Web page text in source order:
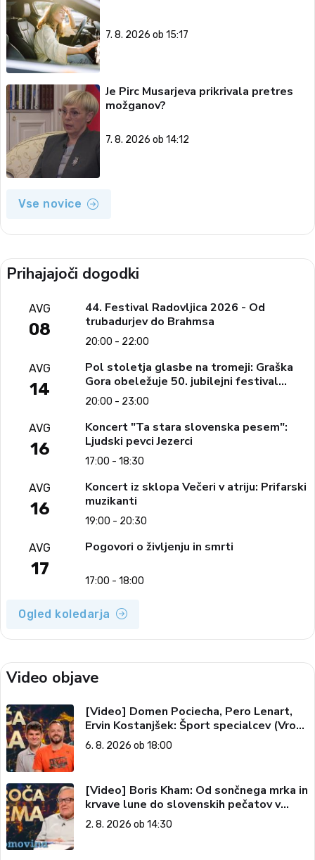
7. 8. 2026 ob 15:17
Je Pirc Musarjeva prikrivala pretres
možganov?
7. 8. 2026 ob 14:12
Vse novice
Prihajajoči dogodki
AVG
08
44. Festival Radovljica 2026 - Od
trubadurjev do Brahmsa
20:00 - 22:00
AVG
14
Pol stoletja glasbe na tromeji: Graška
Gora obeležuje 50. jubilejni festival
narodno-zabavne glasbe
20:00 - 23:00
AVG
16
Koncert "Ta stara slovenska pesem":
Ljudski pevci Jezerci
17:00 - 18:30
AVG
16
Koncert iz sklopa Večeri v atriju: Prifarski
muzikanti
19:00 - 20:30
AVG
17
Pogovori o življenju in smrti
17:00 - 18:00
Ogled koledarja
Video objave
[Video] Domen Pociecha, Pero Lenart,
Ervin Kostanjšek: Šport specialcev (Vroča
tema, 6. 8. 2026)
6. 8. 2026 ob 18:00
[Video] Boris Kham: Od sončnega mrka in
krvave lune do slovenskih pečatov v
vesolju (Vroča tema, 2. 8. 2026)
2. 8. 2026 ob 14:30